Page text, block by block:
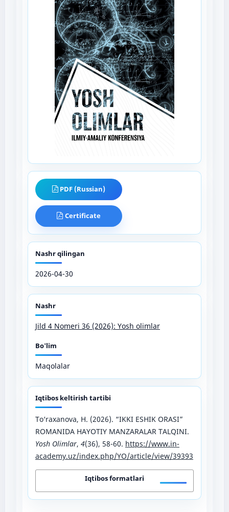
PDF (Russian)
Certificate
Nashr qilingan
2026-04-30
Nashr
Jild 4 Nomeri 36 (2026): Yosh olimlar
Bo'lim
Maqolalar
Iqtibos keltirish tartibi
To‘raxanova, H. (2026). “IKKI ESHIK ORASI”
ROMANIDA HAYOTIY MANZARALAR TALQINI.
Yosh Olimlar, 4(36), 58-60. https://www.in-
academy.uz/index.php/YO/article/view/39393
Iqtibos formatlari